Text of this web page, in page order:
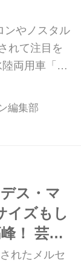
ンやノスタル
れて注目を
両用車「ア
ィテールを
編集部
ス・マ
イズもし
！ 芸能
るショー
れたメルセ